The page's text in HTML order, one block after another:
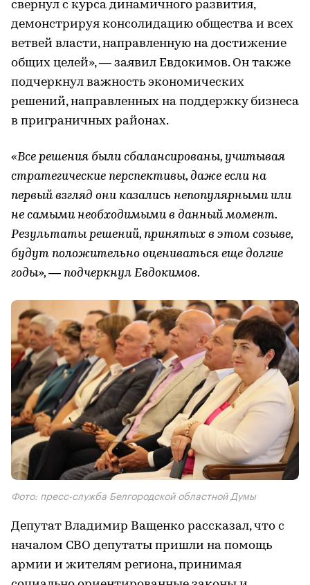
свернул с курса динамичного развития,
демонстрируя консолидацию общества и всех
ветвей власти, направленную на достижение
общих целей», — заявил Евдокимов. Он также
подчеркнул важность экономических
решений, направленных на поддержку бизнеса
в приграничных районах.
«Все решения были сбалансированы, учитывая
стратегические перспективы, даже если на
первый взгляд они казались непопулярными или
не самыми необходимыми в данный момент.
Результаты решений, принятых в этом созыве,
будут положительно оцениваться еще долгие
годы», — подчеркнул Евдокимов.
Фото: пресс-служба Белгородской областной Думы
Депутат Владимир Ващенко рассказал, что с
началом СВО депутаты пришли на помощь
армии и жителям региона, принимая